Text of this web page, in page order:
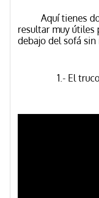
Aquí tienes
resultar muy útiles
debajo del sofá sin
1.- El truco